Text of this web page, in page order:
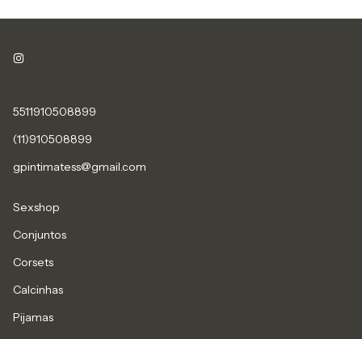
5511910508899
(11)910508899
gpintimatess@gmail.com
Sexshop
Conjuntos
Corsets
Calcinhas
Pijamas